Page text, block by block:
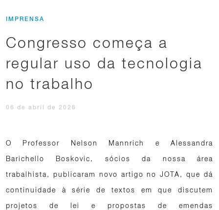
IMPRENSA
Congresso começa a
regular uso da tecnologia
no trabalho
06 de abril de 2026
O Professor Nelson Mannrich e Alessandra
Barichello Boskovic, sócios da nossa área
trabalhista, publicaram novo artigo no JOTA, que dá
continuidade à série de textos em que discutem
projetos de lei e propostas de emendas